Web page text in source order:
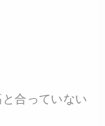
合っていない